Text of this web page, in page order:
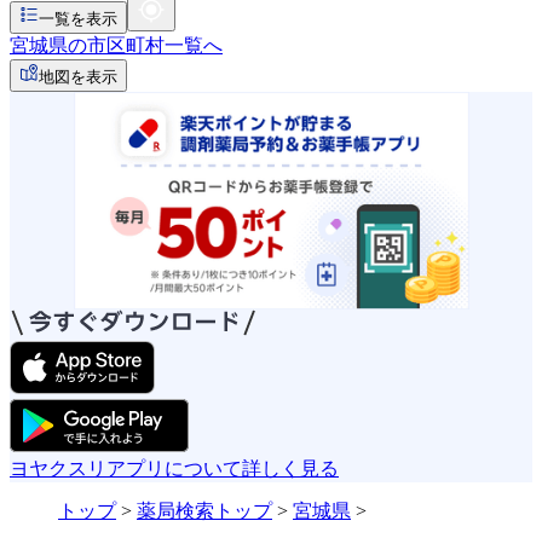
一覧を表示
宮城県の市区町村一覧へ
地図を表示
ヨヤクスリアプリについて詳しく見る
トップ> 薬局検索トップ> 宮城県 >